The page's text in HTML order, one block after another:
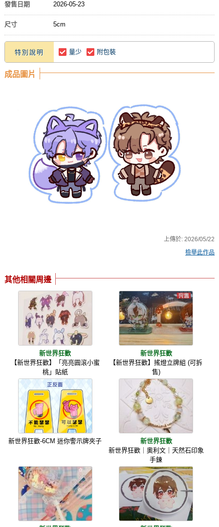
發售日期 2026-05-23
尺寸 5cm
特別說明 量少 附包裝
成品圖片
上傳於:2026/05/22
檢舉此作品
其他相關周邊
新世界狂歡
【新世界狂歡】「亮亮圓滾小蜜
桃」貼紙
新世界狂歡
【新世界狂歡】搖燈立牌組 (可拆
售)
新世界狂歡-6CM 迷你警示牌夾子
新世界狂歡
新世界狂歡｜奧利文｜天然石印象
手鍊